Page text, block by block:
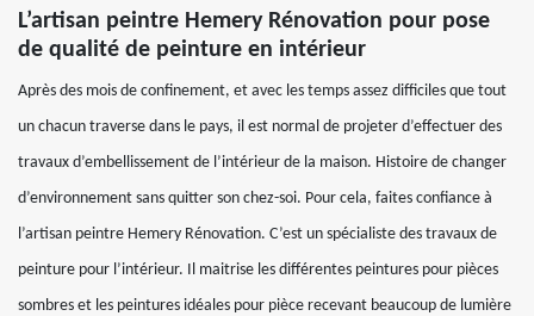
L’artisan peintre Hemery Rénovation pour pose
de qualité de peinture en intérieur
Après des mois de confinement, et avec les temps assez difficiles que tout
un chacun traverse dans le pays, il est normal de projeter d’effectuer des
travaux d’embellissement de l’intérieur de la maison. Histoire de changer
d’environnement sans quitter son chez-soi. Pour cela, faites confiance à
l’artisan peintre Hemery Rénovation. C’est un spécialiste des travaux de
peinture pour l’intérieur. Il maitrise les différentes peintures pour pièces
sombres et les peintures idéales pour pièce recevant beaucoup de lumière